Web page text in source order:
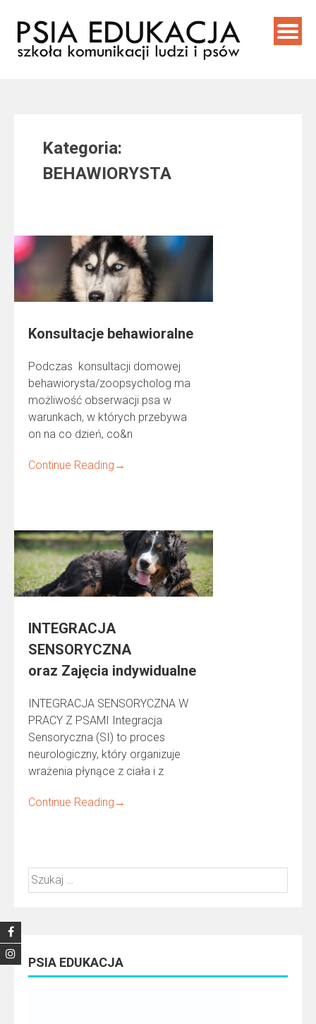
content
Kategoria:
BEHAWIORYSTA
Konsultacje behawioralne
Podczas konsultacji domowej
behawiorysta/zoopsycholog ma
możliwość obserwacji psa w
warunkach, w których przebywa
on na co dzień, co&n
Continue Reading →
INTEGRACJA
SENSORYCZNA
oraz Zajęcia indywidualne
INTEGRACJA SENSORYCZNA W
PRACY Z PSAMI Integracja
Sensoryczna (SI) to proces
neurologiczny, który organizuje
wrażenia płynące z ciała i z
Continue Reading →
Szukaj:
PSIA EDUKACJA